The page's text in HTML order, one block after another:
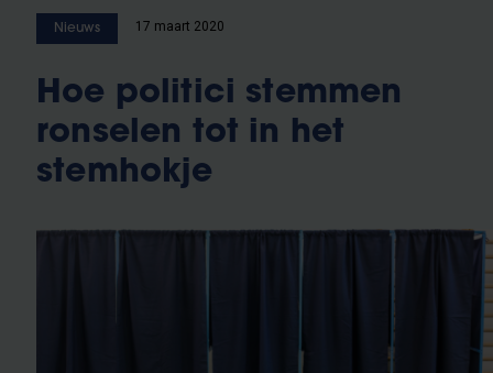
Nieuws 17 maart 2020
Hoe politici stemmen
ronselen tot in het
stemhokje